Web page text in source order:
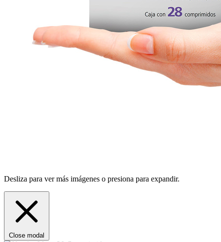
Desliza para ver más imágenes o presiona para expandir.
Close modal